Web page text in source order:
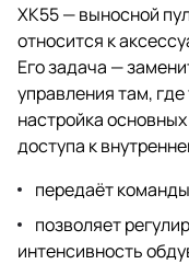
XK55 — выносной
относится к
Его задача —
управления там,
настройка
доступа к
передаёт
позволяет
интенсивность